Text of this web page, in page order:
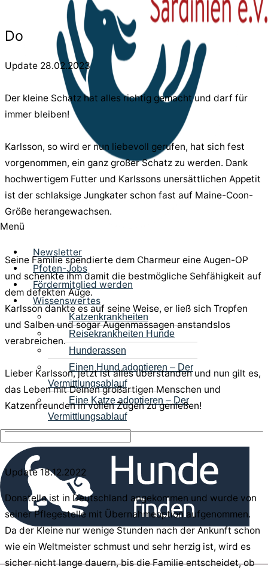
Menü
Newsletter
Pfoten-Jobs
Fördermitglied werden
Wissenswertes
Katzenkrankheiten
Reisekrankheiten Hunde
Hunderassen
Einen Hund adoptieren – Der
Vermittlungsablauf
Eine Katze adoptieren – Der
Vermittlungsablauf
Donatello
Update 28.02.2023
Der kleine Schatz hat alles richtig gemacht und darf für
immer bleiben!
Karlsson, so wird er nun liebevoll gerufen, hat sich fest
vorgenommen, ein ganz großer Schatz zu werden. Dank
hochwertigem Futter und Karlssons unersättlichen Appetit
ist der schlaksige Jungkater schon fast auf Maine-Coon-
Größe herangewachsen.
Seine Familie spendierte dem Charmeur eine Augen-OP
und schenkte ihm damit die bestmögliche Sehfähigkeit auf
dem defekten Auge.
Karlsson dankte es auf seine Weise, er ließ sich Tropfen
und Salben und sogar Augenmassagen anstandslos
verabreichen.
Lieber Karlsson, jetzt ist alles überstanden und nun gilt es,
das Leben mit Deinen großartigen Menschen und
Katzenfreunden in vollen Zügen zu genießen!
Update 18.12.2022
Donatello ist in Deutschland angekommen und wurde von
seiner Pflegestelle mit Übernahmeoption aufgenommen.
Da der Kleine nur wenige Stunden nach der Ankunft schon
wie ein Weltmeister schmust und sehr herzig ist, wird es
sicher nicht lange dauern, bis die Familie entscheidet, ob